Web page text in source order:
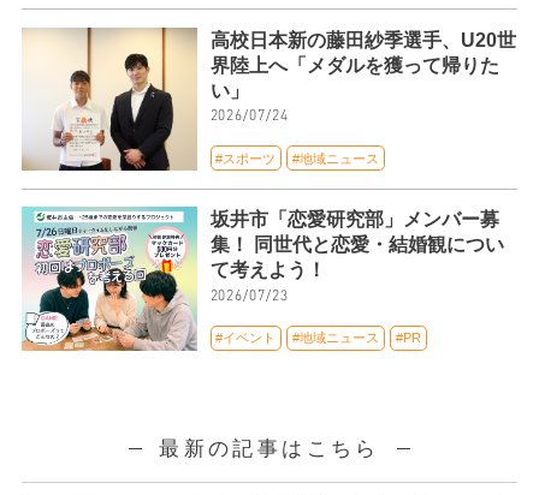
高校日本新の藤田紗季選手、U20世
界陸上へ「メダルを獲って帰りた
い」
2026/07/24
#スポーツ #地域ニュース
坂井市「恋愛研究部」メンバー募
集！ 同世代と恋愛・結婚観につい
て考えよう！
2026/07/23
#イベント #地域ニュース #PR
最新の記事はこちら